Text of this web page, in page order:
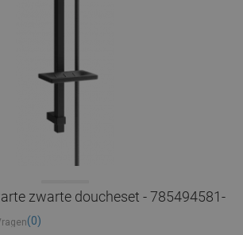
zwarte doucheset - 785494581-
(0)